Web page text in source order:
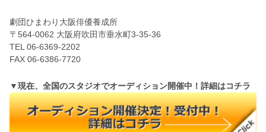
劇団ひまわり大阪俳優養成所
〒564-0062 大阪府吹田市垂水町3-35-36
TEL 06-6369-2202
FAX 06-6386-7720
▼現在、全国のスタジオでオーディション開催中！詳細はコチラ